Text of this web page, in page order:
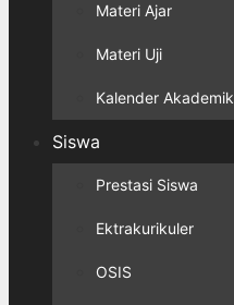
Materi Ajar
Materi Uji
Kalender Akademik
Siswa
Prestasi Siswa
Ektrakurikuler
OSIS